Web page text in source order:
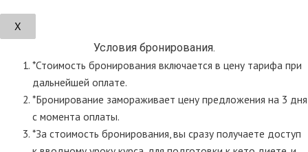
Х
Условия бронирования.
*Стоимость бронирования включается в цену тарифа при
дальнейшей оплате.
*Бронирование замораживает цену предложения на 3 дня
с момента оплаты.
*За стоимость бронирования, вы сразу получаете доступ